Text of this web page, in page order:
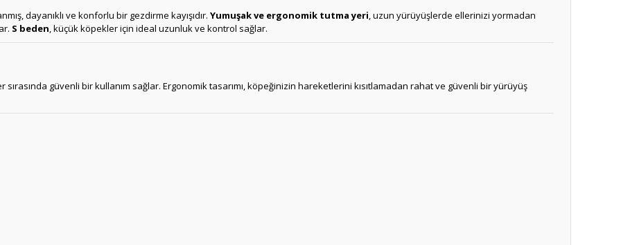
dayanıklı ve konforlu bir gezdirme kayışıdır. Yumuşak ve ergonomik tutma yeri, uzun yürüyüşlerde ellerinizi yormadan
S beden, küçük köpekler için ideal uzunluk ve kontrol sağlar.
güvenli bir kullanım sağlar. Ergonomik tasarımı, köpeğinizin hareketlerini kısıtlamadan rahat ve güvenli bir yürüyüş